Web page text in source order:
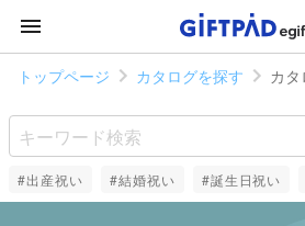
トップページ カタログを探す カ
#出産祝い #結婚祝い #誕生日祝い